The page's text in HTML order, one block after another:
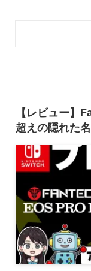
【レビュー】
超えの隠れた名